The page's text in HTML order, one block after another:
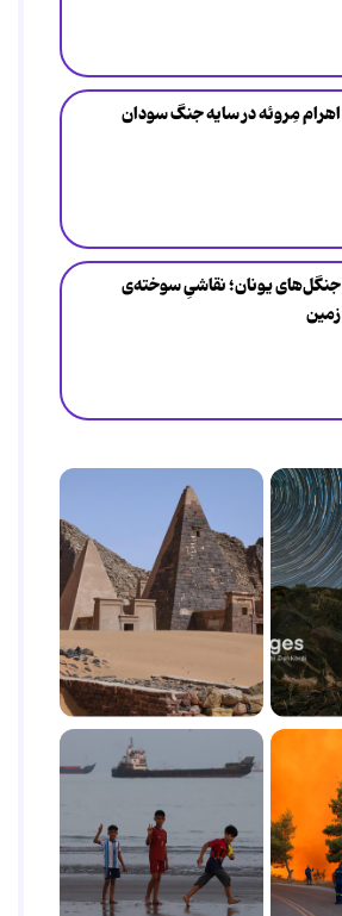
اهرام مِروئه در سایه جنگ سودان
جنگل‌های یونان؛ نقاشیِ سوخته‌ی
زمین